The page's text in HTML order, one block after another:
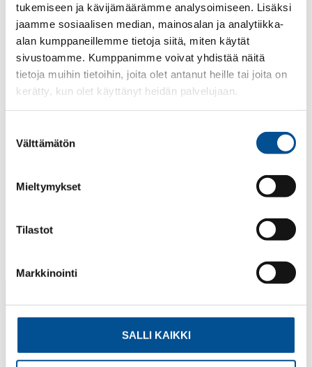
tukemiseen ja kävijämäärämme analysoimiseen. Lisäksi
jaamme sosiaalisen median, mainosalan ja analytiikka-
alan kumppaneillemme tietoja siitä, miten käytät
sivustoamme. Kumppanimme voivat yhdistää näitä
tietoja muihin tietoihin, joita olet antanut heille tai joita on
kerätty, kun olet käyttänyt heidän palvelujaan.
valinta
Välttämätön
Mieltymykset
Tilastot
Markkinointi
SALLI KAIKKI
Rahjan Huolinta Oy
Chief Executive Officer
Leena Rahja: +358 20 7769362
Email: firstname.lastname(at)rahjanhuolinta.fi
Duty Agency Phone: +358 400 667847
Email: agency(at)rahjanhuolinta.fi
Oy Galea Shipping Ab
Duty Agency Phone: +358 20 777 1315
Email: agency.kalajoki(at)galeashipping.com